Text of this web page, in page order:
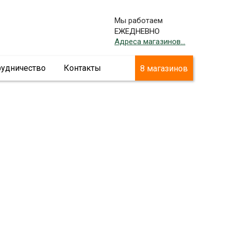
Мы работаем
ЕЖЕДНЕВНО
Адреса магазинов...
Контакты 8 магазинов